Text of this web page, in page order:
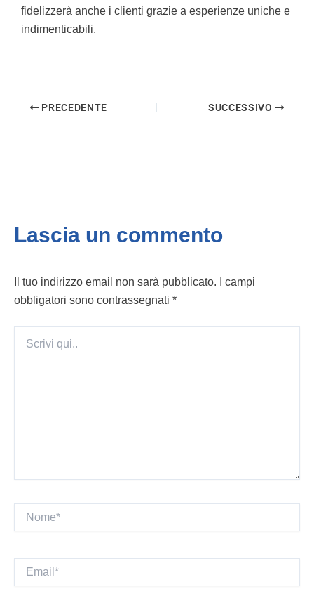
fidelizzerà anche i clienti grazie a esperienze uniche e
indimenticabili.
PRECEDENTE SUCCESSIVO
Lascia un commento
Il tuo indirizzo email non sarà pubblicato.
I campi
obbligatori sono contrassegnati *
qui..